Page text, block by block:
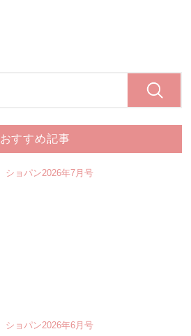
おすすめ記事
ショパン2026年7月号
ショパン2026年6月号